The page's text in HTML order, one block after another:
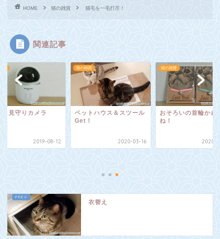
HOME 猫の雑貨 猫毛を一毛打尽！
関連記事
ト見守りカメラ
2019-08-12
猫の雑貨
ペットハウス＆スツール
Get！
2020-03-16
猫の雑貨
おそろいの首輪かわ
ね！
2020-
衣替え